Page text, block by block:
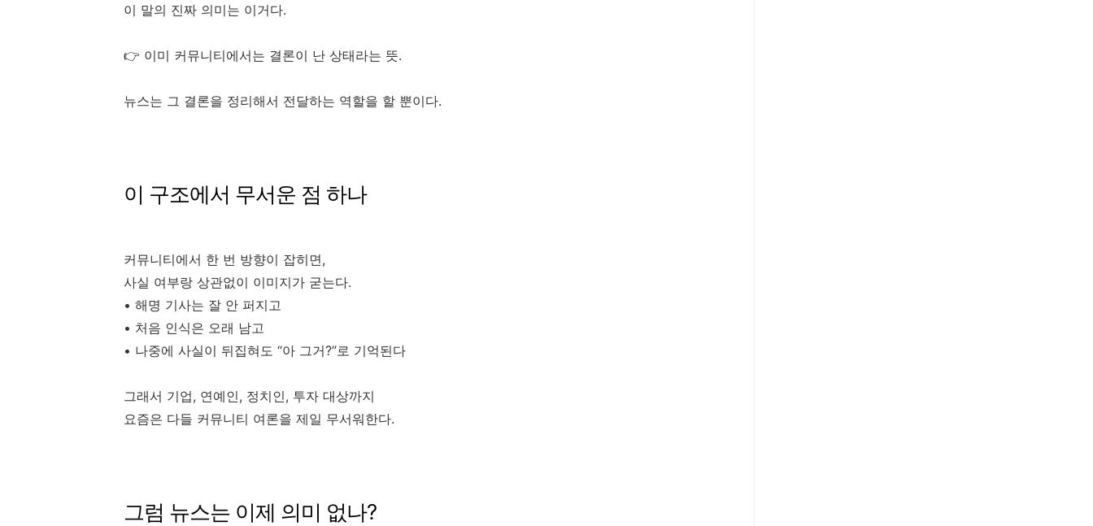
이 말의 진짜 의미는 이거다.
👉 이미 커뮤니티에서는 결론이 난 상태라는 뜻.
뉴스는 그 결론을 정리해서 전달하는 역할을 할 뿐이다.
이 구조에서 무서운 점 하나
커뮤니티에서 한 번 방향이 잡히면,
사실 여부랑 상관없이 이미지가 굳는다.
• 해명 기사는 잘 안 퍼지고
• 처음 인식은 오래 남고
• 나중에 사실이 뒤집혀도 “아 그거?”로 기억된다
그래서 기업, 연예인, 정치인, 투자 대상까지
요즘은 다들 커뮤니티 여론을 제일 무서워한다.
그럼 뉴스는 이제 의미 없나?